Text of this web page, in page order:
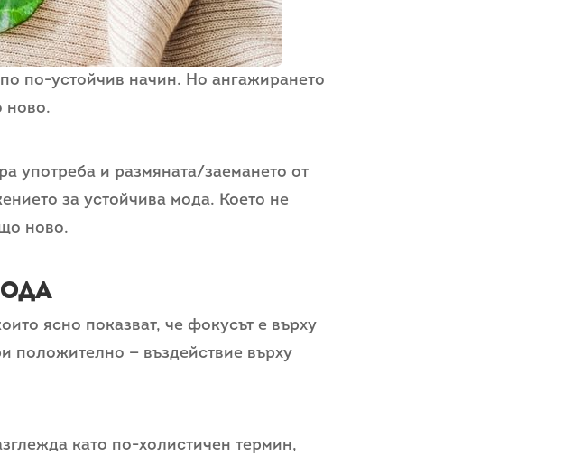
по-устойчив начин. Но ангажирането
ново.
употреба и размяната/заемането от
за устойчива мода. Което не
ново.
ясно показват, че фокусът е върху
положително — въздействие върху
като по-холистичен термин,